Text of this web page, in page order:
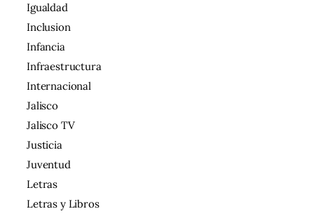
Igualdad
Inclusion
Infancia
Infraestructura
Internacional
Jalisco
Jalisco TV
Justicia
Juventud
Letras
Letras y Libros